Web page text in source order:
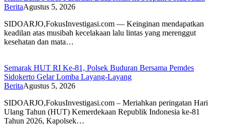
BeritaAgustus 5, 2026
SIDOARJO,FokusInvestigasi.com — Keinginan mendapatkan
keadilan atas musibah kecelakaan lalu lintas yang merenggut
kesehatan dan mata…
Semarak HUT RI Ke-81, Polsek Buduran Bersama Pemdes
Sidokerto Gelar Lomba Layang-Layang
BeritaAgustus 5, 2026
SIDOARJO,FokusInvestigasi.com – Meriahkan peringatan Hari
Ulang Tahun (HUT) Kemerdekaan Republik Indonesia ke-81
Tahun 2026, Kapolsek…